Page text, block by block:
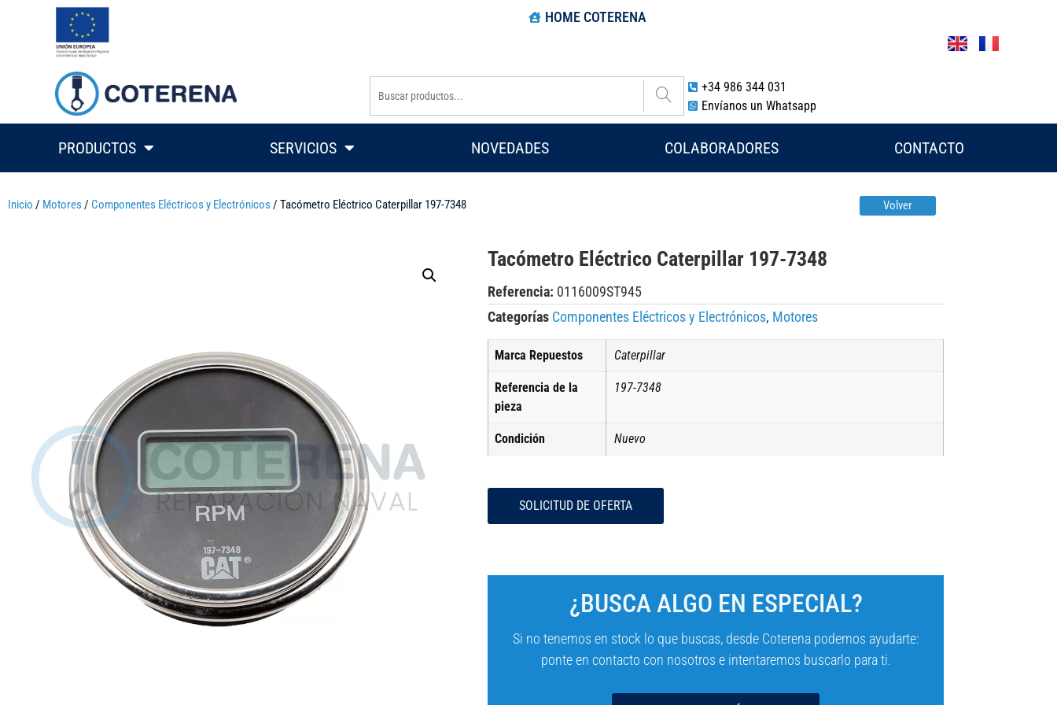
HOME COTERENA
+34 986 344 031
Envíanos un Whatsapp
PRODUCTOS SERVICIOS NOVEDADES COLABORADORES CONTACTO
Inicio / Motores / Componentes Eléctricos y Electrónicos / Tacómetro Eléctrico Caterpillar 197-7348 Volver
Tacómetro Eléctrico Caterpillar 197-7348
Referencia: 0116009ST945
Categorías Componentes Eléctricos y Electrónicos, Motores
Marca Repuestos Caterpillar
Referencia de la
pieza
197-7348
Condición Nuevo
SOLICITUD DE OFERTA
¿BUSCA ALGO EN ESPECIAL?
Si no tenemos en stock lo que buscas, desde Coterena podemos ayudarte:
ponte en contacto con nosotros e intentaremos buscarlo para ti.